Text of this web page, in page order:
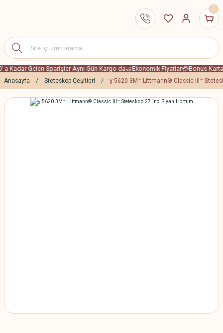
Kadar Gelen Sparişler Aynı Gün Kargo da🤝Ekonomik Fiyatlar💳Bonus Karta
Anasayfa Steteskop Çeşitleri ɣ 5620 3M™ Littmann® Classic III™